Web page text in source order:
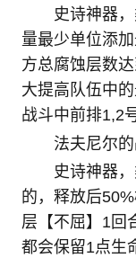
史诗神器
量最少单位添
方总腐蚀层数
大提高队伍中
战斗中前排1,2
法夫尼尔
史诗神器
的，释放后
层【不屈】1回
都会保留1点生